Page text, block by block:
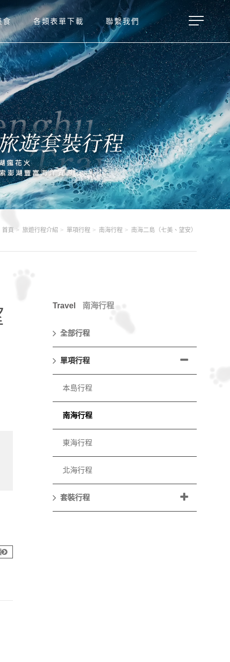
食 各類表單下載 聯繫我們
首頁 旅遊行程介紹 單項行程 南海行程 南海二島（七美、望安）
Travel 南海行程
全部行程
單項行程
本島行程
南海行程
東海行程
北海行程
套裝行程